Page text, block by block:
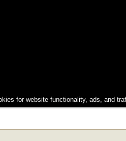
for website functionality, ads, and